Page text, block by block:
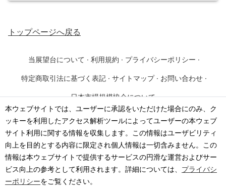
本ウェブサイトでは、ユーザーに承認をいただけた場合にのみ、ク
ッキーを利用したアクセス解析ツールによってユーザーの本ウェブ
サイト利用に関する情報を収集します。この情報はユーザビリティ
向上を目的とする内容に限定され個人情報は一切含みません。この
情報は本ウェブサイトで提供するサービスの円滑な運営およびサー
ビス向上の参考として利用されます。詳細については、 プライバシ
ーポリシーをご覧ください。
トップページへ戻る
当展望台について · 利用規約 · プライバシーポリシー ·
特定商取引法に基づく表記 · サイトマップ · お問い合わせ ·
日本市場規模協会について
©2026· 一般社団法人 日本市場規模協会